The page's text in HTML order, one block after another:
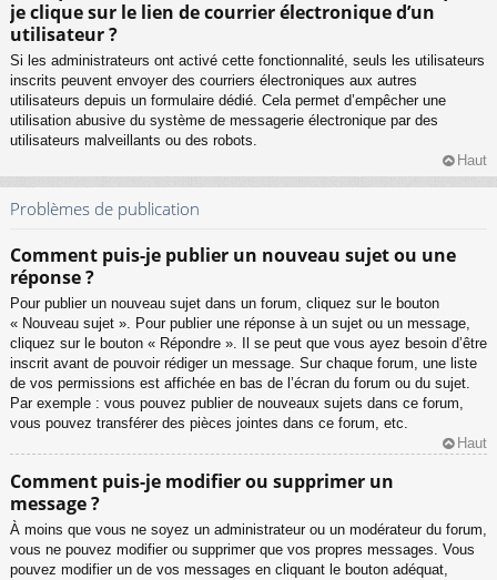
je clique sur le lien de courrier électronique d’un
utilisateur ?
Si les administrateurs ont activé cette fonctionnalité, seuls les utilisateurs
inscrits peuvent envoyer des courriers électroniques aux autres
utilisateurs depuis un formulaire dédié. Cela permet d’empêcher une
utilisation abusive du système de messagerie électronique par des
utilisateurs malveillants ou des robots.
Haut
Problèmes de publication
Comment puis-je publier un nouveau sujet ou une
réponse ?
Pour publier un nouveau sujet dans un forum, cliquez sur le bouton
« Nouveau sujet ». Pour publier une réponse à un sujet ou un message,
cliquez sur le bouton « Répondre ». Il se peut que vous ayez besoin d’être
inscrit avant de pouvoir rédiger un message. Sur chaque forum, une liste
de vos permissions est affichée en bas de l’écran du forum ou du sujet.
Par exemple : vous pouvez publier de nouveaux sujets dans ce forum,
vous pouvez transférer des pièces jointes dans ce forum, etc.
Haut
Comment puis-je modifier ou supprimer un
message ?
À moins que vous ne soyez un administrateur ou un modérateur du forum,
vous ne pouvez modifier ou supprimer que vos propres messages. Vous
pouvez modifier un de vos messages en cliquant le bouton adéquat,